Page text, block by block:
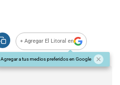
+ Agregar El Litoral en
Agregar a tus medios preferidos en Google